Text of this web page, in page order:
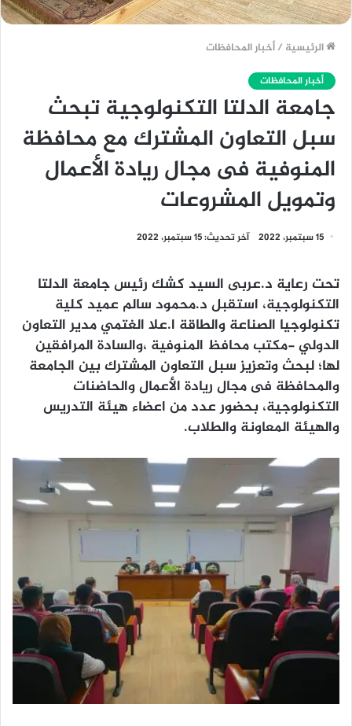
الرئيسية /أخبار المحافظات
أخبار المحافظات
جامعة الدلتا التكنولوجية تبحث
سبل التعاون المشترك مع محافظة
المنوفية فى مجال ريادة الأعمال
وتمويل المشروعات
15 سبتمبر، 2022 آخر تحديث: 15 سبتمبر، 2022
تحت رعاية د.عربى السيد كشك رئيس جامعة الدلتا
التكنولوجية، استقبل د.محمود سالم عميد كلية
تكنولوجيا الصناعة والطاقة ا.علا الغتمي مدير التعاون
الدولي -مكتب محافظ المنوفية ،والسادة المرافقين
لها؛ لبحث وتعزيز سبل التعاون المشترك بين الجامعة
والمحافظة فى مجال ريادة الأعمال والحاضنات
التكنولوجية، بحضور عدد من اعضاء هيئة التدريس
والهيئة المعاونة والطلاب.